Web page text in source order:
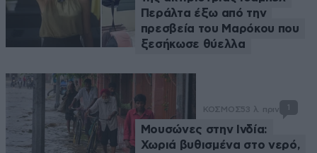
Περάλτα έξω από την
πρεσβεία του Μαρόκου που
ξεσήκωσε θύελλα
ΚΟΣΜΟΣ53 λ. πριν 1
Μουσώνες στην Ινδία:
Χωριά βυθισμένα στο νερό,